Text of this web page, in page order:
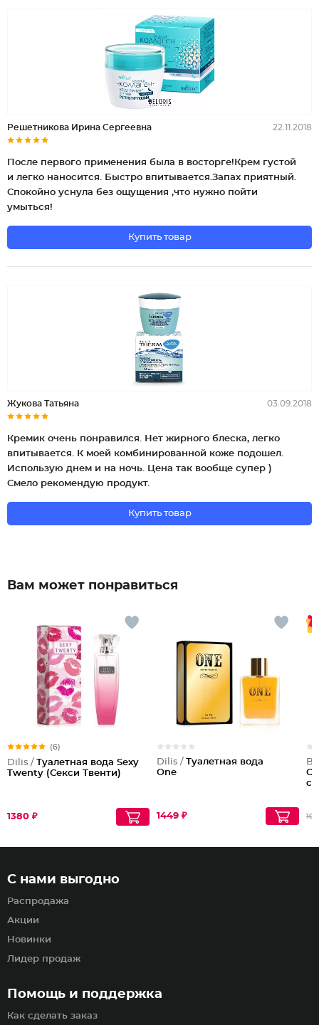
Решетникова Ирина Сергеевна 22.11.2018
После первого применения была в восторге!Крем густой
и легко наносится. Быстро впитывается.Запах приятный.
Спокойно уснула без ощущения ,что нужно пойти
умыться!
Купить товар
Жукова Татьяна 03.09.2018
Кремик очень понравился. Нет жирного блеска, легко
впитывается. К моей комбинированной коже подошел.
Использую днем и на ночь. Цена так вообще супер )
Смело рекомендую продукт.
Купить товар
Вам может понравиться
(6)
Dilis / Туалетная вода Sexy
Twenty (Секси Твенти)
1380 ₽
Dilis / Туалетная вода
One
1449 ₽
Помощь и поддержка
Как сделать заказ
С нами выгодно
Распродажа
Акции
Новинки
Лидер продаж